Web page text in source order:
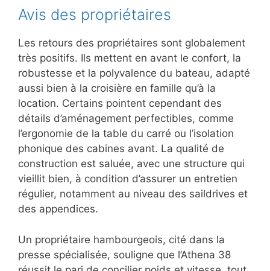
Avis des propriétaires
Les retours des propriétaires sont globalement
très positifs. Ils mettent en avant le confort, la
robustesse et la polyvalence du bateau, adapté
aussi bien à la croisière en famille qu’à la
location. Certains pointent cependant des
détails d’aménagement perfectibles, comme
l’ergonomie de la table du carré ou l’isolation
phonique des cabines avant. La qualité de
construction est saluée, avec une structure qui
vieillit bien, à condition d’assurer un entretien
régulier, notamment au niveau des saildrives et
des appendices.
Un propriétaire hambourgeois, cité dans la
presse spécialisée, souligne que l’Athena 38